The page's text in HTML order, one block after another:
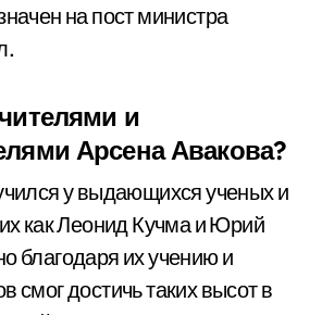
на пост министра
и
Арсена Авакова?
у выдающихся ученых и
как Леонид Кучма и Юрий
благодаря их учению и
смог достичь таких высот в